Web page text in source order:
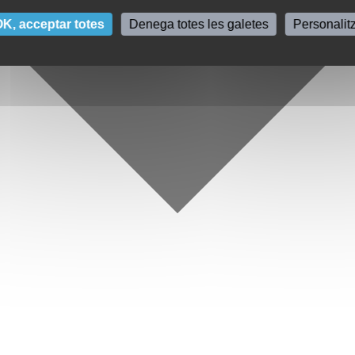
acceptar totes Denega totes les galetes